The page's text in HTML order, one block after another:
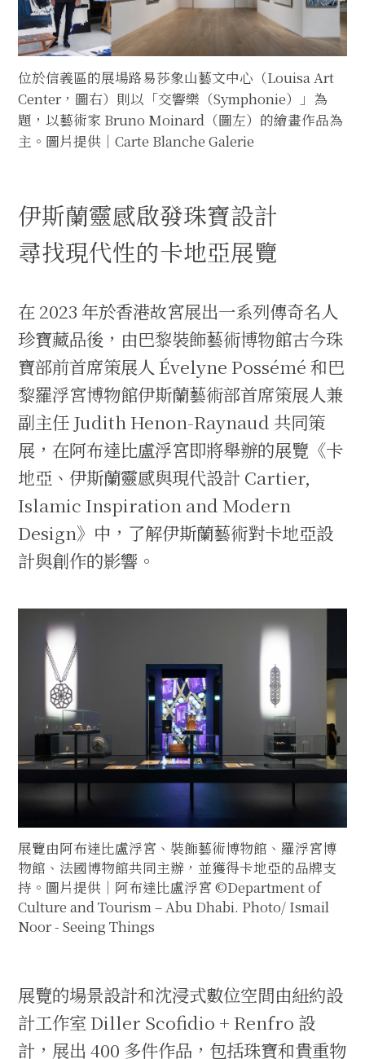
位於信義區的展場路易莎象山藝文中心（Louisa Art
Center，圖右）則以「交響樂（Symphonie）」為
題，以藝術家 Bruno Moinard（圖左）的繪畫作品為
主。圖片提供｜Carte Blanche Galerie
伊斯蘭靈感啟發珠寶設計
尋找現代性的卡地亞展覽
在 2023 年於香港故宮展出一系列傳奇名人
珍寶藏品後，由巴黎裝飾藝術博物館古今珠
寶部前首席策展人 Évelyne Possémé 和巴
黎羅浮宮博物館伊斯蘭藝術部首席策展人兼
副主任 Judith Henon-Raynaud 共同策
展，在阿布達比盧浮宮即將舉辦的展覽《卡
地亞、伊斯蘭靈感與現代設計 Cartier,
Islamic Inspiration and Modern
Design》中，了解伊斯蘭藝術對卡地亞設
計與創作的影響。
展覽由阿布達比盧浮宮、裝飾藝術博物館、羅浮宮博
物館、法國博物館共同主辦，並獲得卡地亞的品牌支
持。圖片提供｜阿布達比盧浮宮 ©Department of
Culture and Tourism – Abu Dhabi. Photo/ Ismail
Noor - Seeing Things
展覽的場景設計和沈浸式數位空間由紐約設
計工作室 Diller Scofidio + Renfro 設
計，展出 400 多件作品，包括珠寶和貴重物